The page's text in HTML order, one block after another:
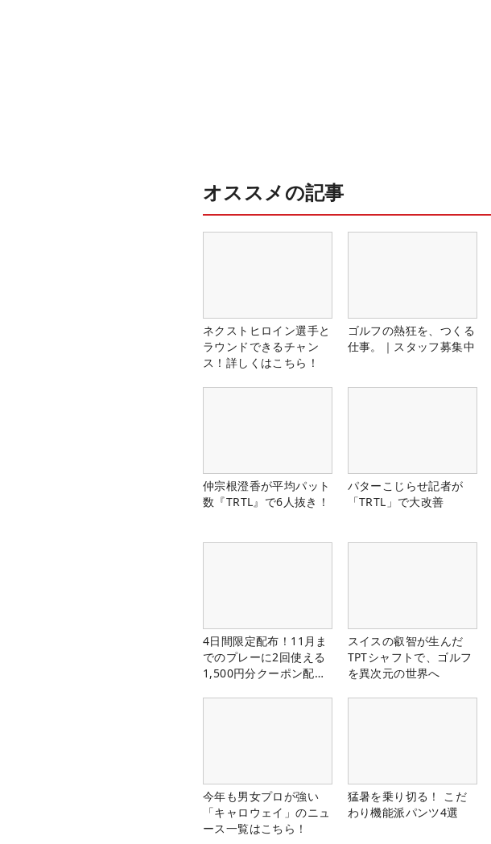
オススメの記事
ネクストヒロイン選手と
ラウンドできるチャン
ス！詳しくはこちら！
ゴルフの熱狂を、つくる
仕事。｜スタッフ募集中
仲宗根澄香が平均パット
数『TRTL』で6人抜き！
パターこじらせ記者が
「TRTL」で大改善
4日間限定配布！11月ま
でのプレーに2回使える
1,500円分クーポン配布
スイスの叡智が生んだ
TPTシャフトで、ゴルフ
を異次元の世界へ
今年も男女プロが強い
「キャロウェイ」のニュ
ース一覧はこちら！
猛暑を乗り切る！ こだ
わり機能派パンツ4選